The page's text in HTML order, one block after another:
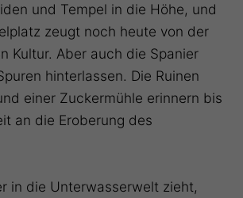
und Tempel in die Höhe, und
zeugt noch heute von der
Kultur. Aber auch die Spanier
hinterlassen. Die Ruinen
einer Zuckermühle erinnern bis
an die Eroberung des
in die Unterwasserwelt zieht,